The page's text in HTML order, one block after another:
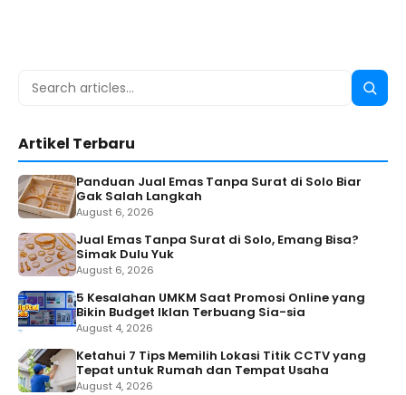
Search
Search
Artikel Terbaru
Panduan Jual Emas Tanpa Surat di Solo Biar
Gak Salah Langkah
August 6, 2026
Jual Emas Tanpa Surat di Solo, Emang Bisa?
Simak Dulu Yuk
August 6, 2026
5 Kesalahan UMKM Saat Promosi Online yang
Bikin Budget Iklan Terbuang Sia-sia
August 4, 2026
Ketahui 7 Tips Memilih Lokasi Titik CCTV yang
Tepat untuk Rumah dan Tempat Usaha
August 4, 2026